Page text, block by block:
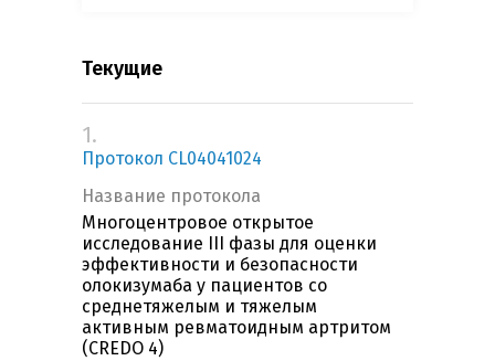
Текущие
1.
Протокол CL04041024
Название протокола
Многоцентровое открытое
исследование III фазы для оценки
эффективности и безопасности
олокизумаба у пациентов со
среднетяжелым и тяжелым
активным ревматоидным артритом
(CREDO 4)